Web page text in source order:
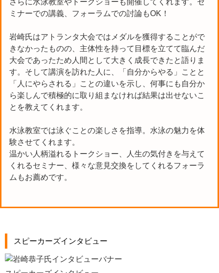
ミナーでの講義、フォーラムでの討論もOK！
岩崎氏はアトランタ大会ではメダルを獲得することがで
きなかったものの、主体性を持って目標を立てて臨んだ
大会であったため人間として大きく成長できたと語りま
す。そして講演を訪れた人に、「自分からやる」ことと
「人にやらされる」ことの違いを示し、何事にも自分か
ら楽しんで積極的に取り組まなければ結果は出せないこ
とを教えてくれます。
水泳教室では泳ぐことの楽しさを指導。水泳の魅力を体
験させてくれます。
温かい人柄溢れるトークショー、人生の気付きを与えて
くれるセミナー、様々な意見交換をしてくれるフォーラ
ムもお薦めです。
スピーカーズインタビュー